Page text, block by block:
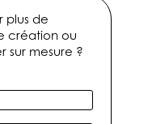
plus de
création ou
sur mesure ?